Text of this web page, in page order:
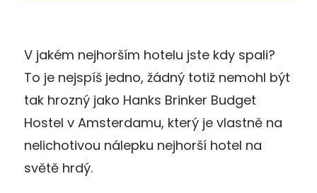
V jakém nejhorším hotelu jste kdy spali?
To je nejspíš jedno, žádný totiž nemohl být
tak hrozný jako Hanks Brinker Budget
Hostel v Amsterdamu, který je vlastně na
nelichotivou nálepku nejhorší hotel na
světě hrdý.